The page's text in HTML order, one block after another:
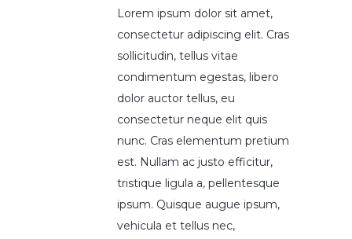
Lorem ipsum dolor sit amet,
consectetur adipiscing elit. Cras
sollicitudin, tellus vitae
condimentum egestas, libero
dolor auctor tellus, eu
consectetur neque elit quis
nunc. Cras elementum pretium
est. Nullam ac justo efficitur,
tristique ligula a, pellentesque
ipsum. Quisque augue ipsum,
vehicula et tellus nec,